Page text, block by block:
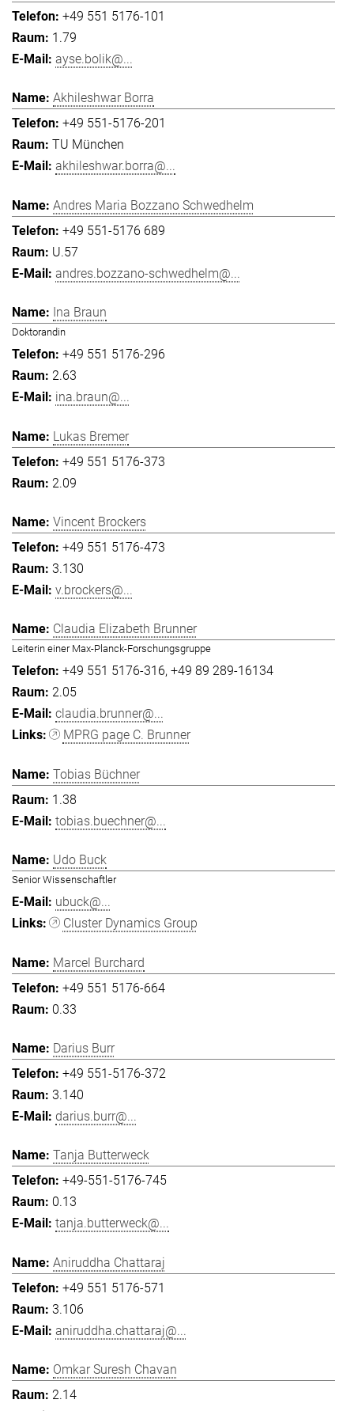
+49 551 5176-101
1.79
ayse.bolik@...
Akhileshwar Borra
+49 551-5176-201
TU München
akhileshwar.borra@...
Andres Maria Bozzano Schwedhelm
+49 551-5176 689
U.57
andres.bozzano-schwedhelm@...
Ina Braun
Doktorandin
+49 551 5176-296
2.63
ina.braun@...
Lukas Bremer
+49 551 5176-373
2.09
Vincent Brockers
+49 551 5176-473
3.130
v.brockers@...
Claudia Elizabeth Brunner
Leiterin einer Max-Planck-Forschungsgruppe
+49 551 5176-316 +49 89 289-16134
2.05
claudia.brunner@...
MPRG page C. Brunner
Tobias Büchner
1.38
tobias.buechner@...
Udo Buck
Senior Wissenschaftler
ubuck@...
Cluster Dynamics Group
Marcel Burchard
+49 551 5176-664
0.33
Darius Burr
+49 551-5176-372
3.140
darius.burr@...
Tanja Butterweck
+49-551-5176-745
0.13
tanja.butterweck@...
Aniruddha Chattaraj
+49 551 5176-571
3.106
aniruddha.chattaraj@...
Omkar Suresh Chavan
2.14